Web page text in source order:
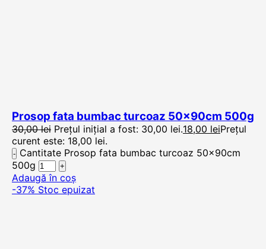
Prosop fata bumbac turcoaz 50x90cm 500g
30,00lei Prețul inițial a fost: 30,00 lei.18,00 leiPrețul
curent este: 18,00 lei.
Cantitate Prosop fata bumbac turcoaz 50x90cm
500g
Adaugă în coș
-37% Stoc epuizat